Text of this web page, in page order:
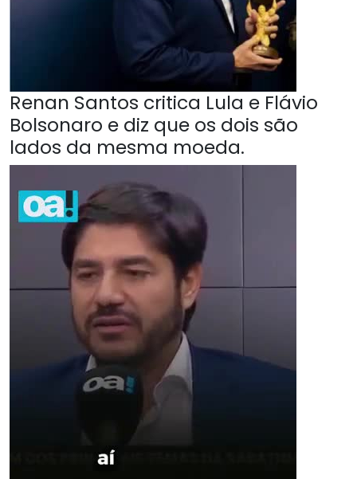
Renan Santos critica Lula e Flávio
Bolsonaro e diz que os dois são
lados da mesma moeda.